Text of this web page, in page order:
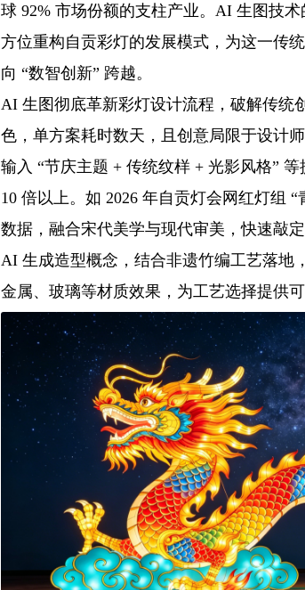
球 92% 市场份额的支柱产业。AI 生图技
方位重构自贡彩灯的发展模式，为这一传
向 “数智创新” 跨越。
AI 生图彻底革新彩灯设计流程，破解传统
色，单方案耗时数天，且创意局限于设计
输入 “节庆主题 + 传统纹样 + 光影风格”
10 倍以上。如 2026 年自贡灯会网红灯组
数据，融合宋代美学与现代审美，快速敲
AI 生成造型概念，结合非遗竹编工艺落地
金属、玻璃等材质效果，为工艺选择提供